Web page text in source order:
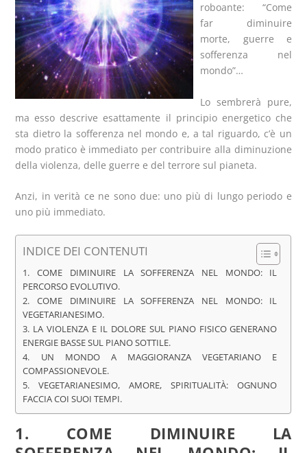
roboante: “Come
far diminuire
morte, guerre e
sofferenza nel
mondo”…
Lo sembrerà pure,
ma esso descrive esattamente il principio energetico che
sta dietro la sofferenza nel mondo e, a tal riguardo, c’è un
modo pratico è immediato per contribuire alla diminuzione
della violenza, delle guerre e del terrore sul pianeta.
Anzi, in verità ce ne sono due: uno più di lungo periodo e
uno più immediato.
INDICE DEI CONTENUTI
1. COME DIMINUIRE LA SOFFERENZA NEL MONDO: IL
PERCORSO EVOLUTIVO.
2. COME DIMINUIRE LA SOFFERENZA NEL MONDO: IL
VEGETARIANESIMO.
3. LA VIOLENZA E IL DOLORE SUL PIANO FISICO GENERANO
ENERGIE BASSE SUL PIANO SOTTILE.
4. UN MONDO A MAGGIORANZA VEGETARIANO E
COMPASSIONEVOLE.
5. VEGETARIANESIMO, AMORE, SPIRITUALITÀ: OGNUNO
FACCIA COI SUOI TEMPI.
1. COME DIMINUIRE LA